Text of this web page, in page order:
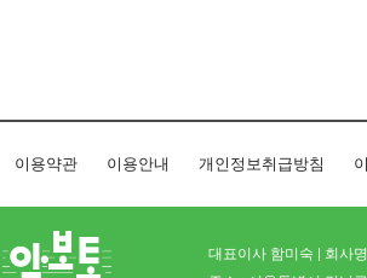
이용약관 이용안내 개인정보취급방침
대표이사 함미숙 | 회사